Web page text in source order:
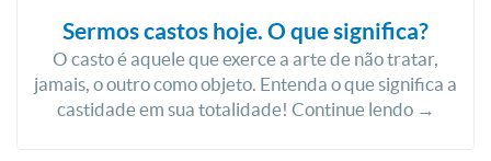
Sermos castos hoje. O que significa?
O casto é aquele que exerce a arte de não tratar,
jamais, o outro como objeto. Entenda o que significa a
castidade em sua totalidade! Continue lendo →